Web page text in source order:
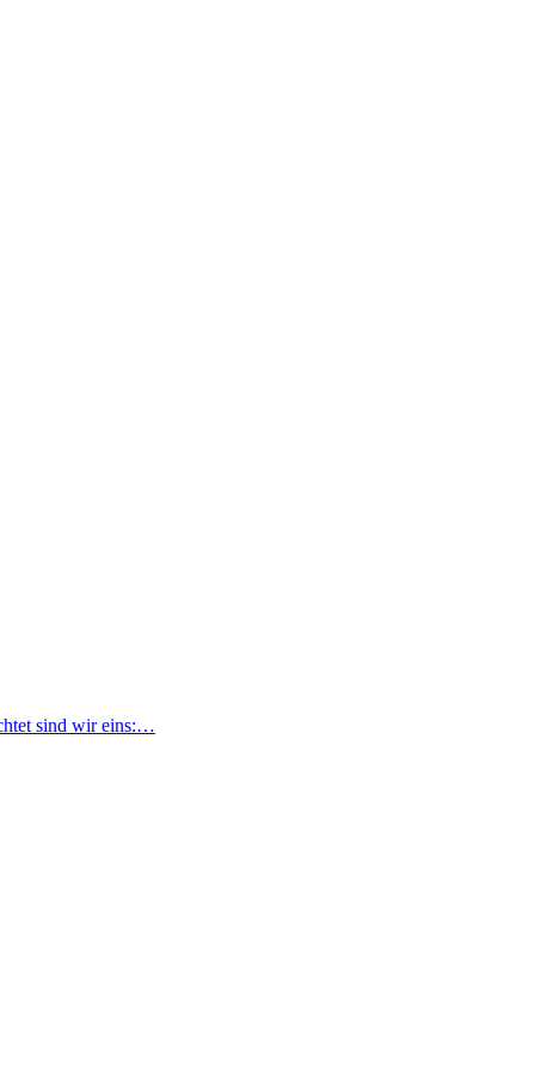
sind wir eins:…